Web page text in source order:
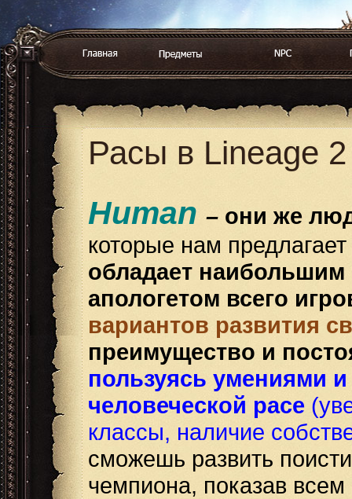
Расы в Lineage 2
Human – они же
которые нам
обладает наибольшим
апологетом всего
вариантов развития
преимущество и
пользуясь умениями
человеческой расе
классы, наличие
сможешь развить
чемпиона, показав всем